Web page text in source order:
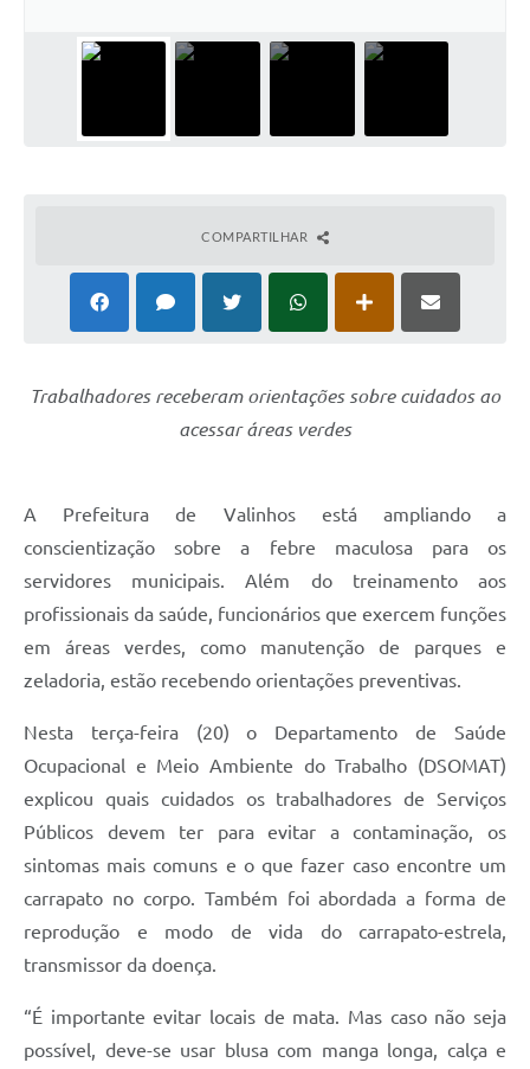
Carta de Serviços
Contas Públicas
Telefones Úteis
Enquete
Jornal
Contato
COMPARTILHAR
Trabalhadores receberam orientações sobre cuidados ao
acessar áreas verdes
A Prefeitura de Valinhos está ampliando a
conscientização sobre a febre maculosa para os
servidores municipais. Além do treinamento aos
profissionais da saúde, funcionários que exercem funções
em áreas verdes, como manutenção de parques e
zeladoria, estão recebendo orientações preventivas.
Nesta terça-feira (20) o Departamento de Saúde
Ocupacional e Meio Ambiente do Trabalho (DSOMAT)
explicou quais cuidados os trabalhadores de Serviços
Públicos devem ter para evitar a contaminação, os
sintomas mais comuns e o que fazer caso encontre um
carrapato no corpo. Também foi abordada a forma de
reprodução e modo de vida do carrapato-estrela,
transmissor da doença.
“É importante evitar locais de mata. Mas caso não seja
possível, deve-se usar blusa com manga longa, calça e